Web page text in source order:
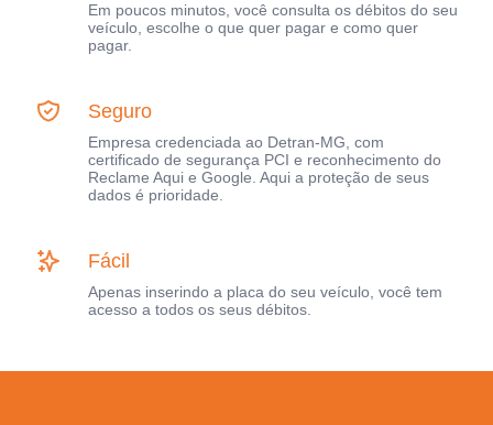
Em poucos minutos, você consulta os débitos do seu
veículo, escolhe o que quer pagar e como quer
pagar.
Seguro
Empresa credenciada ao Detran-MG, com
certificado de segurança PCI e reconhecimento do
Reclame Aqui e Google. Aqui a proteção de seus
dados é prioridade.
Fácil
Apenas inserindo a placa do seu veículo, você tem
acesso a todos os seus débitos.